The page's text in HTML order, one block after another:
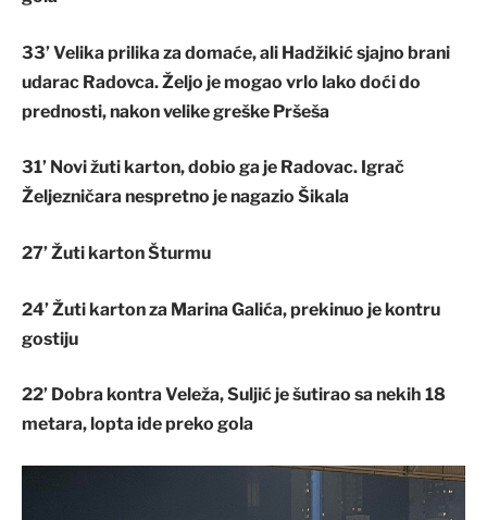
33’Velika prilika za domaće, ali Hadžikić sjajno brani
udarac Radovca. Željo je mogao vrlo lako doći do
prednosti, nakon velike greške Pršeša
31’ Novi žuti karton, dobio ga je Radovac. Igrač
Željezničara nespretno je nagazio Šikala
27’ Žuti karton Šturmu
24’ Žuti karton za Marina Galića, prekinuo je kontru
gostiju
22’ Dobra kontra Veleža, Suljić je šutirao sa nekih 18
metara, lopta ide preko gola